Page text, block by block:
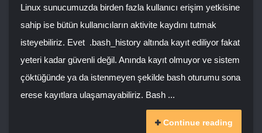
Linux sunucumuzda birden fazla kullanıcı erişim yetkisine
sahip ise bütün kullanıcıların aktivite kaydını tutmak
isteyebiliriz. Evet .bash_history altında kayıt ediliyor fakat
yeteri kadar güvenli değil. Anında kayıt olmuyor ve sistem
çöktüğünde ya da istenmeyen şekilde bash oturumu sona
erese kayıtlara ulaşamayabiliriz. Bash ...
Continue reading